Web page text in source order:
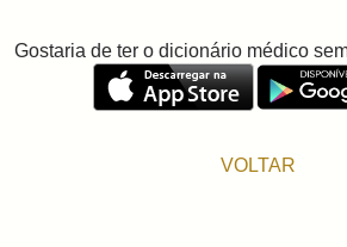
Gostaria de ter o dicionário médico
VOLTAR